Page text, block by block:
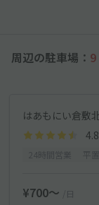
周辺の駐車場： 9
4.8
¥700〜 /日